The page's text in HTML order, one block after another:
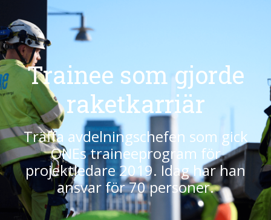
Trainee som gjorde
raketkarriär
Träffa avdelningschefen som gick
ONEs traineeprogram för
projektledare 2019. Idag har han
ansvar för 70 personer.